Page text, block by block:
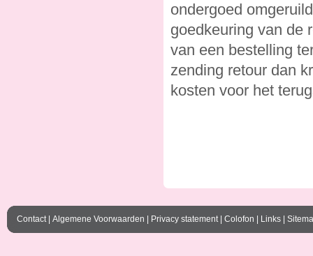
ondergoed
goedkeuring van de
van een bestelling
zending retour dan
kosten voor het
Contact| Algemene Voorwaarden Privacy statement| Colofon Links